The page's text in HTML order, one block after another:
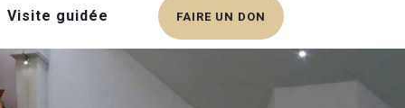
Visite guidée FAIRE UN DON